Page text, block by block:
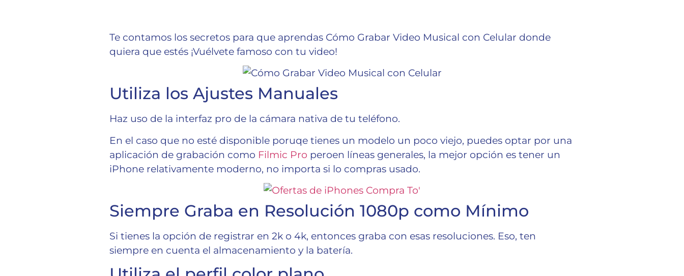
Te contamos los secretos para que aprendas Cómo Grabar Video Musical con Celular donde
quiera que estés ¡Vuélvete famoso con tu video!
Utiliza los Ajustes Manuales
Haz uso de la interfaz pro de la cámara nativa de tu teléfono.
En el caso que no esté disponible poruqe tienes un modelo un poco viejo, puedes optar por una
aplicación de grabación como Filmic Pro peroen líneas generales, la mejor opción es tener un
iPhone relativamente moderno, no importa si lo compras usado.
Siempre Graba en Resolución 1080p como Mínimo
Si tienes la opción de registrar en 2k o 4k, entonces graba con esas resoluciones. Eso, ten
siempre en cuenta el almacenamiento y la batería.